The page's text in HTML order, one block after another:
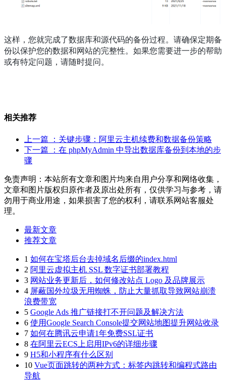
这样，您就完成了数据库和源代码的备份过程。请确保定期备
份以保护您的数据和网站的完整性。如果您需要进一步的帮助
或有特定问题，请随时提问。
相关推荐
上一篇
：关键步骤：阿里云主机续费和数据备份策略
下一篇
：在 phpMyAdmin 中导出数据库备份到本地的步
骤
免责声明：本站所有文章和图片均来自用户分享和网络收集，
文章和图片版权归原作者及原出处所有，仅供学习与参考，请
勿用于商业用途，如果损害了您的权利，请联系网站客服处
理。
最新文章
推荐文章
1 如何在宝塔后台去掉域名后缀的index.html
2 阿里云虚拟主机 SSL 数字证书部署教程
3 网站业务更新后，如何修改站点 Logo 及品牌展示
4 屏蔽国外垃圾无用蜘蛛，防止大量抓取导致网站崩溃
浪费带宽
5 Google Ads 推广链接打不开问题及解决方法
6 使用Google Search Console提交网站地图提升网站收录
7 如何在腾讯云申请1年免费SSL证书
8 在阿里云ECS上启用IPv6的详细步骤
9 H5和小程序有什么区别
10 Vue页面跳转的两种方式：标签内跳转和编程式路由
导航